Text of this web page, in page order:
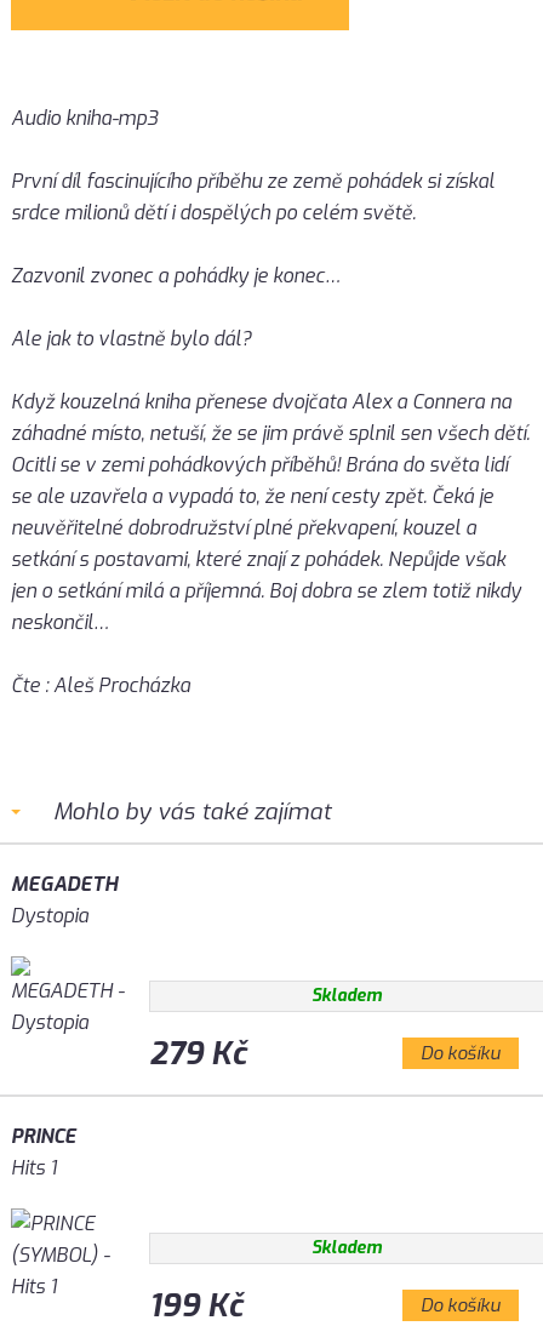
Audio kniha-mp3
První díl fascinujícího příběhu ze země pohádek si získal
srdce milionů dětí i dospělých po celém světě.
Zazvonil zvonec a pohádky je konec…
Ale jak to vlastně bylo dál?
Když kouzelná kniha přenese dvojčata Alex a Connera na
záhadné místo, netuší, že se jim právě splnil sen všech dětí.
Ocitli se v zemi pohádkových příběhů! Brána do světa lidí
se ale uzavřela a vypadá to, že není cesty zpět. Čeká je
neuvěřitelné dobrodružství plné překvapení, kouzel a
setkání s postavami, které znají z pohádek. Nepůjde však
jen o setkání milá a příjemná. Boj dobra se zlem totiž nikdy
neskončil…
Čte : Aleš Procházka
Mohlo by vás také zajímat
MEGADETH
Dystopia
Skladem
279 Kč Do košíku
PRINCE
Hits 1
Skladem
199 Kč Do košíku